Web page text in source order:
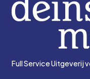
Full Service Uitgeverij